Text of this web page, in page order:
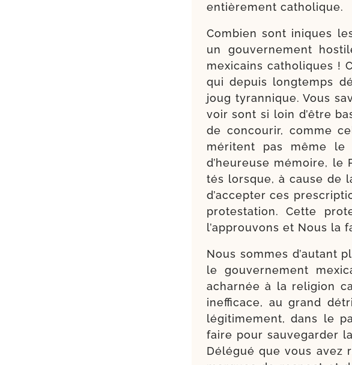
entiè­re­ment catholique.
Combien sont iniques
un gou­ver­ne­ment
mexi­cains catho­liques !
qui depuis long­temps
joug tyran­nique. Vous
voir sont si loin d’être
de concou­rir, comme
méritent pas même le
d’heureuse mémoire,
tés lorsque, à cause de
d’accepter ces
pro­tes­ta­tion. Cette
l’approuvons et Nous la
Nous sommes d’autant
le gou­ver­ne­ment
achar­née à la reli­gion
inef­fi­cace, au grand
légi­ti­me­ment, dans le
faire pour sau­ve­gar­der
Délégué que vous avez